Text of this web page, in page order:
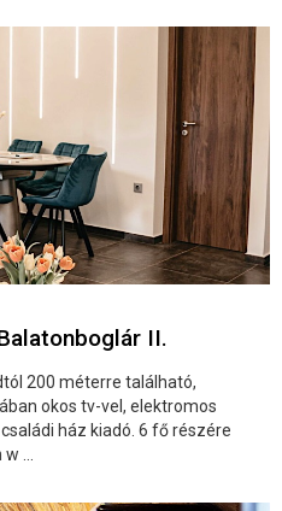
II.
200 méterre található,
okos tv-vel, elektromos
ház kiadó. 6 fő részére
...